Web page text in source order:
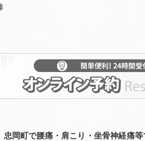
町で腰痛・肩こり・坐骨神経痛等